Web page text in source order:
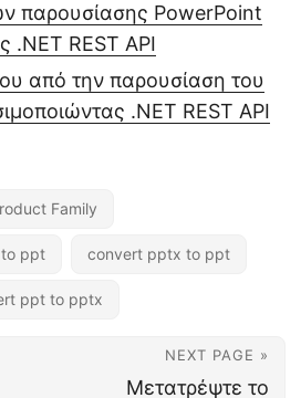
παρουσίασης PowerPoint
.NET REST API
από την παρουσίαση του
.NET REST API
Family
ppt convert pptx to ppt
ppt to pptx
NEXT PAGE »
Μετατρέψτε το